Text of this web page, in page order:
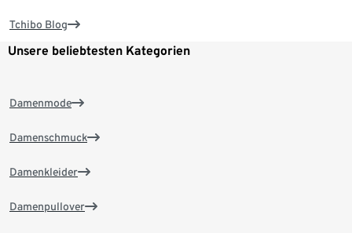
Tchibo Blog
Unsere beliebtesten Kategorien
Damenmode
Damenschmuck
Damenkleider
Damenpullover